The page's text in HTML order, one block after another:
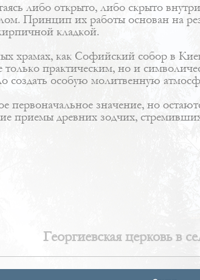
либо открыто, либо скрыто
Принцип их работы основан на
кладкой.
храмах, как Софийский собор в
практическим, но и
создать особую молитвенную
первоначальное значение, но
приемы древних зодчих,
Георгиевская церковь в